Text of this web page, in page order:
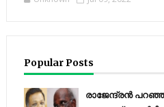
Popular Posts
രാജേന്ദ്രന്‍